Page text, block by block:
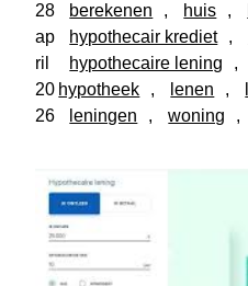
28
ap
ril
20
26
berekenen , huis ,
hypothecair krediet
,
hypothecaire lening
,
hypotheek
, lenen ,
leningen
, woning ,